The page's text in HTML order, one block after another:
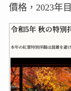
價格，2023年